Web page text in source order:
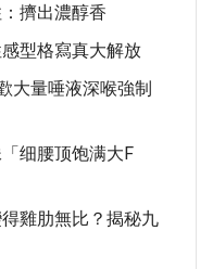
擠出濃醇香
型格寫真大解放
大量唾液深喉強制
细腰顶饱满大F
雞肋無比？揭秘九